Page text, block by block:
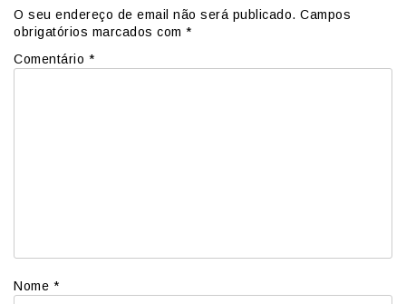
O seu endereço de email não será publicado. Campos
obrigatórios marcados com *
Comentário *
Nome *